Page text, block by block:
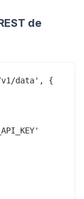
de
data', {